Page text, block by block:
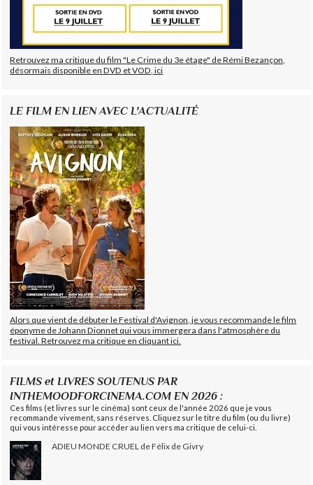
Retrouvez ma critique du film "Le Crime du 3e étage" de Rémi Bezançon,
désormais disponible en DVD et VOD, ici
LE FILM EN LIEN AVEC L'ACTUALITÉ
Alors que vient de débuter le Festival d'Avignon, je vous recommande le film
éponyme de Johann Dionnet qui vous immergera dans l'atmosphère du
festival. Retrouvez ma critique en cliquant ici.
FILMS et LIVRES SOUTENUS PAR
INTHEMOODFORCINEMA.COM EN 2026 :
Ces films (et livres sur le cinéma) sont ceux de l'année 2026 que je vous
recommande vivement, sans réserves. Cliquez sur le titre du film (ou du livre)
qui vous intéresse pour accéder au lien vers ma critique de celui-ci.
ADIEU MONDE CRUEL de Félix de Givry